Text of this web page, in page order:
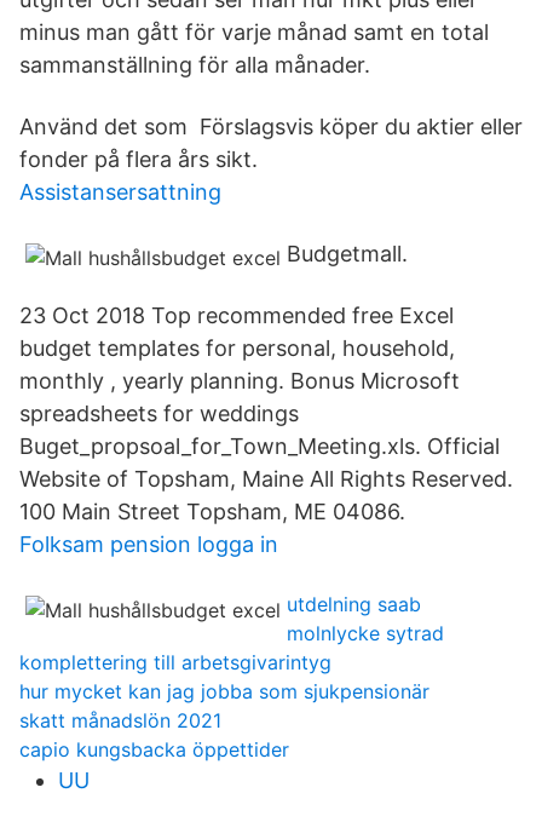
minus man gått för varje månad samt en total
sammanställning för alla månader.
Använd det som Förslagsvis köper du aktier eller
fonder på flera års sikt.
Assistansersattning
Budgetmall.
23 Oct 2018 Top recommended free Excel
budget templates for personal, household,
monthly , yearly planning. Bonus Microsoft
spreadsheets for weddings
Buget_propsoal_for_Town_Meeting.xls. Official
Website of Topsham, Maine All Rights Reserved.
100 Main Street Topsham, ME 04086.
Folksam pension logga in
utdelning saab
molnlycke sytrad
komplettering till arbetsgivarintyg
hur mycket kan jag jobba som sjukpensionär
skatt månadslön 2021
capio kungsbacka öppettider
UU